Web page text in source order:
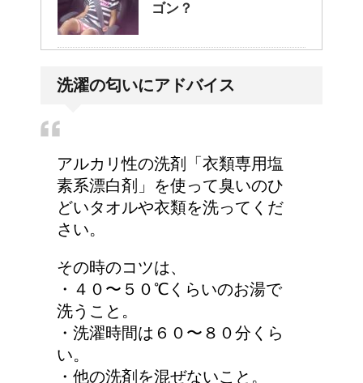
ゴン？
！
高齢者の子宮からの出血
について
詳しく知りたい！イギリ
洗濯の匂いにアドバイス
アルカリ性の洗剤「衣類専用塩
素系漂白剤」を使って臭いのひ
どいタオルや衣類を洗ってくだ
さい。
その時のコツは、
・４０〜５０℃くらいのお湯で
洗うこと。
・洗濯時間は６０〜８０分くら
い。
・他の洗剤を混ぜないこと。